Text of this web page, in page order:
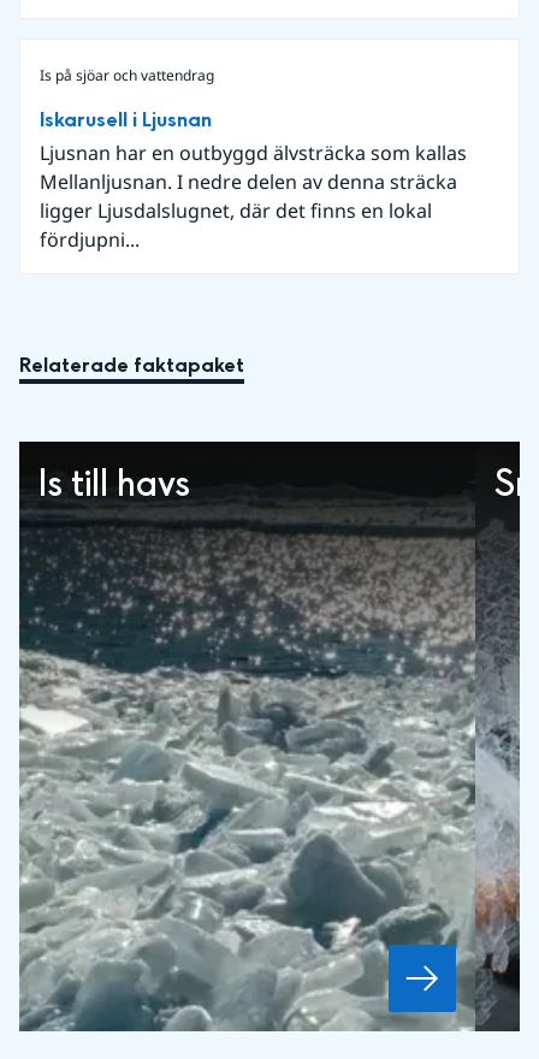
Is på sjöar och vattendrag
Iskarusell i Ljusnan
Ljusnan har en outbyggd älvsträcka som kallas
Mellanljusnan. I nedre delen av denna sträcka
ligger Ljusdalslugnet, där det finns en lokal
fördjupni...
Relaterade faktapaket
Is till havs